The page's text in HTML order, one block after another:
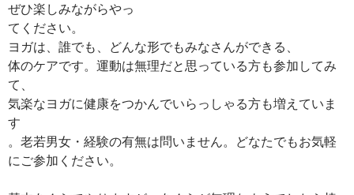
ぜひ楽しみながらやっ
てください。
ヨガは、誰でも、どんな形でもみなさんができる、
体のケアです。運動は無理だと思っている方も参加してみ
て、
気楽なヨガに健康をつかんでいらっしゃる方も増えていま
す
。老若男女・経験の有無は問いません。どなたでもお気軽
にご参加ください。